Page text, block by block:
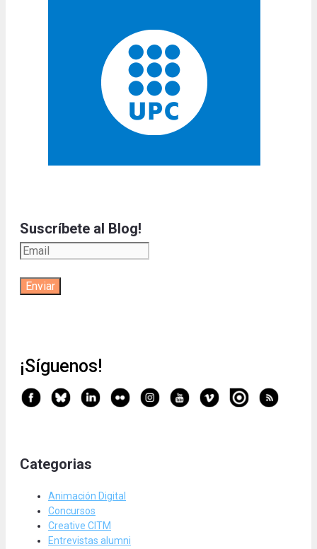
Suscríbete al Blog!
¡Síguenos!
Categorias
Animación Digital
Concursos
Creative CITM
Entrevistas alumni